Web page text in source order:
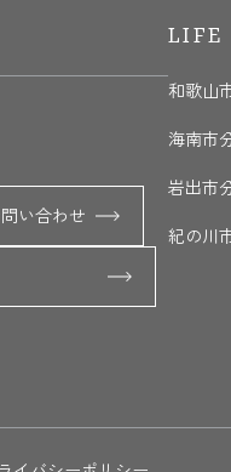
い合わせ
LIFE
和歌山
海南市
岩出市
紀の川